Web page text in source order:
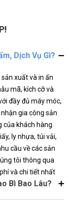
gắm điều đó.
Dịch Vụ Gì?
xuất và in ấn
mã, kích cỡ và
đầy đủ máy móc,
gia công sản
của khách hàng.
ly nhựa, túi vải,
cầu về các sản
tôi thông qua
và chi tiết nhất
Bì Bao Lâu?